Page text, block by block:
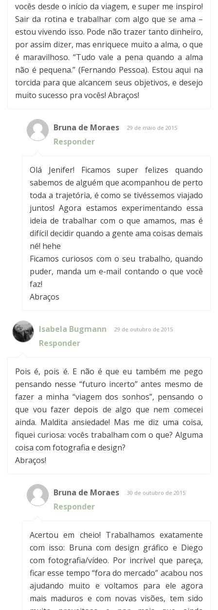
vocês desde o início da viagem, e super me inspiro!
Sair da rotina e trabalhar com algo que se ama –
estou vivendo isso. Pode não trazer tanto dinheiro,
por assim dizer, mas enriquece muito a alma, o que
é maravilhoso. “Tudo vale a pena quando a alma
não é pequena.” (Fernando Pessoa). Estou aqui na
torcida para que alcancem seus objetivos, e desejo
muito sucesso pra vocês! Abraços!
Bruna de Moraes 29 de maio de 2015
Responder
Olá Jenifer! Ficamos super felizes quando
sabemos de alguém que acompanhou de perto
toda a trajetória, é como se tivéssemos viajado
juntos! Agora estamos experimentando essa
ideia de trabalhar com o que amamos, mas é
difícil decidir quando a gente ama coisas demais
né! hehe
Ficamos curiosos com o seu trabalho, quando
puder, manda um e-mail contando o que você
faz!
Abraços
Isabela Bugmann 29 de outubro de 2015
Responder
Pois é, pois é. E não é que eu também me pego
pensando nesse “futuro incerto” antes mesmo de
fazer a minha “viagem dos sonhos”, pensando o
que vou fazer depois de algo que nem comecei
ainda. Maldita ansiedade! Mas me diz uma coisa,
fiquei curiosa: vocês trabalham com o que? Alguma
coisa com fotografia e design?
Abraços!
Bruna de Moraes 30 de outubro de 2015
Responder
Acertou em cheio! Trabalhamos exatamente
com isso: Bruna com design gráfico e Diego
com fotografia/vídeo. Por incrível que pareça,
ficar esse tempo “fora do mercado” acabou nos
ajudando muito e voltamos para ele agora
mais maduros e com novas visões, tem sido